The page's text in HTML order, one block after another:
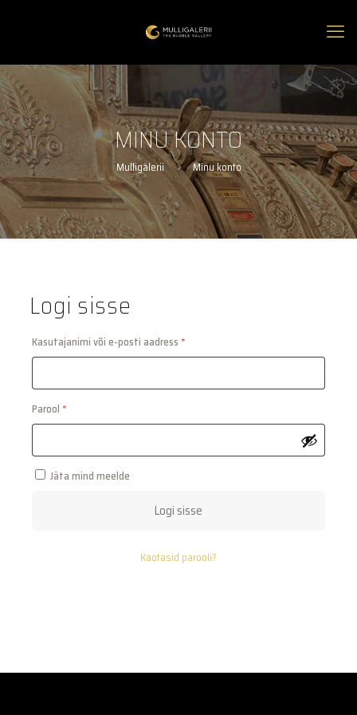
MINU KONTO
Mulligalerii Minu konto
Logi sisse
Kasutajanimi või e-posti aadress*Nõutud
Parool*Nõutud
Jäta mind meelde
Logi sisse
Kaotasid parooli?